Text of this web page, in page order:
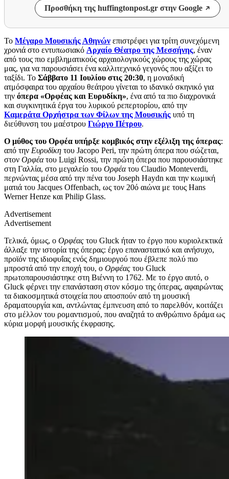
Προσθήκη της huffingtonpost.gr στην Google
Το Μέγαρο Μουσικής Αθηνών επιστρέφει για τρίτη συνεχόμενη
χρονιά στο εντυπωσιακό Αρχαίο Θέατρο της Μεσσήνης, έναν
από τους πιο εμβληματικούς αρχαιολογικούς χώρους της χώρας
μας, για να παρουσιάσει ένα καλλιτεχνικό γεγονός που αξίζει το
ταξίδι. Το Σάββατο 11 Ιουλίου στις 20:30, η μοναδική
ατμόσφαιρα του αρχαίου θεάτρου γίνεται το ιδανικό σκηνικό για
την όπερα «Ορφέας και Ευρυδίκη», ένα από τα πιο διαχρονικά
και συγκινητικά έργα του λυρικού ρεπερτορίου, από την
Καμεράτα Ορχήστρα των Φίλων της Μουσικής υπό τη
διεύθυνση του μαέστρου Γιώργο Πέτρου.
Ο μύθος του Ορφέα υπήρξε κομβικός στην εξέλιξη της όπερας:
από την Ευρυδίκη του Jacopo Peri, την πρώτη όπερα που σώζεται,
στον Ορφέατου Luigi Rossi, την πρώτη όπερα που παρουσιάστηκε
στη Γαλλία, στο μεγαλείο του Ορφέατου Claudio Monteverdi,
περνώντας μέσα από την πένα του Joseph Haydn και την κωμική
ματιά του Jacques Offenbach, ως τον 20ό αιώνα με τους Hans
Werner Henze και Philip Glass.
Advertisement
Advertisement
Τελικά, όμως, ο Ορφέας του Gluck ήταν το έργο που κυριολεκτικά
άλλαξε την ιστορία της όπερας: έργο επαναστατικό και ανήσυχο,
προϊόν της ιδιοφυΐας ενός δημιουργού που έβλεπε πολύ πιο
μπροστά από την εποχή του, ο Ορφέας του Gluck
πρωτοπαρουσιάστηκε στη Βιέννη το 1762. Με το έργο αυτό, ο
Gluck φέρνει την επανάσταση στον κόσμο της όπερας, αφαιρώντας
τα διακοσμητικά στοιχεία που αποσπούν από τη μουσική
δραματουργία και, αντλώντας έμπνευση από το παρελθόν, κοιτάζει
στο μέλλον του ρομαντισμού, που αναζητά το ανθρώπινο δράμα ως
κύρια μορφή μουσικής έκφρασης.